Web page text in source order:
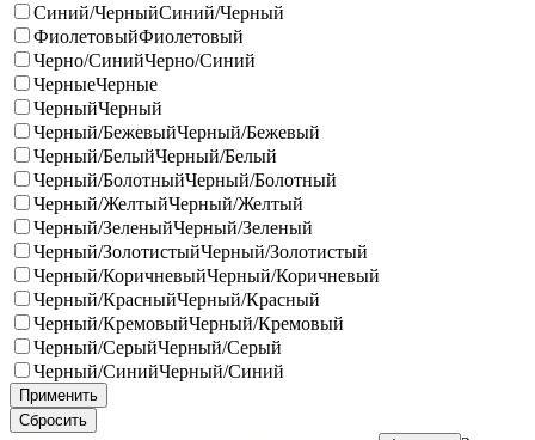
Синий/ЧерныйСиний/Черный
ФиолетовыйФиолетовый
Черно/СинийЧерно/Синий
ЧерныеЧерные
ЧерныйЧерный
Черный/БежевыйЧерный/Бежевый
Черный/БелыйЧерный/Белый
Черный/БолотныйЧерный/Болотный
Черный/ЖелтыйЧерный/Желтый
Черный/ЗеленыйЧерный/Зеленый
Черный/ЗолотистыйЧерный/Золотистый
Черный/КоричневыйЧерный/Коричневый
Черный/КрасныйЧерный/Красный
Черный/КремовыйЧерный/Кремовый
Черный/СерыйЧерный/Серый
Черный/СинийЧерный/Синий